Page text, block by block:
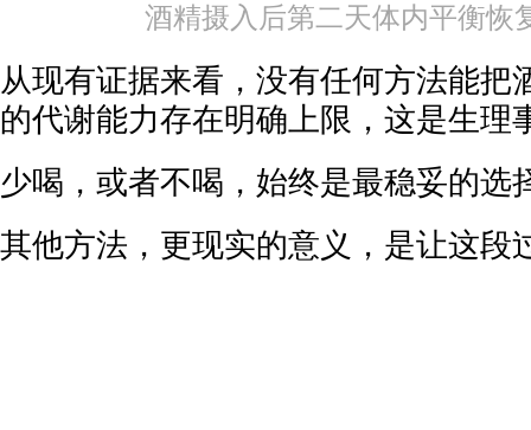
酒精摄入后第二天体内平衡恢
从现有证据来看，没有任何方法能把
的代谢能力存在明确上限，这是生理
少喝，或者不喝，始终是最稳妥的选
其他方法，更现实的意义，是让这段